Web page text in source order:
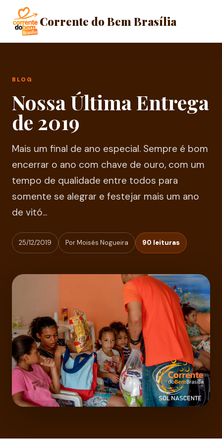
Corrente do Bem Brasília
BLOG
Nossa Última Entrega
de 2019
Mais um final de ano especial. Sempre é bom
encerrar o ano com chave de ouro, com um
tempo de qualidade entre todos para
somente se alegrar e festejar mais um ano
de vitó...
25/12/2019 Por Moisés Nogueira 90 leituras